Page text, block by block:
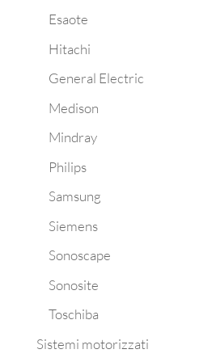
Esaote
Hitachi
General Electric
Medison
Mindray
Philips
Samsung
Siemens
Sonoscape
Sonosite
Toschiba
Sistemi motorizzati